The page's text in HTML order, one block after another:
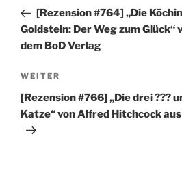
Beitrag
[Rezension #764] „Die
Goldstein: Der Weg zum Glück“
dem BoD Verlag
Nächster
Beitrag
WEITER
[Rezension #766] „Die drei ???
Katze“ von Alfred Hitchcock